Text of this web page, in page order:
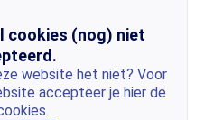
cookies (nog) niet
website het niet? Voor
accepteer je hier de